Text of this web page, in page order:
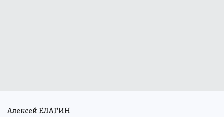
Алексей ЕЛАГИН